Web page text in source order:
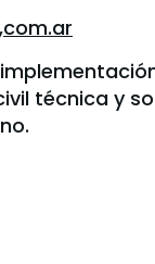
técnica y